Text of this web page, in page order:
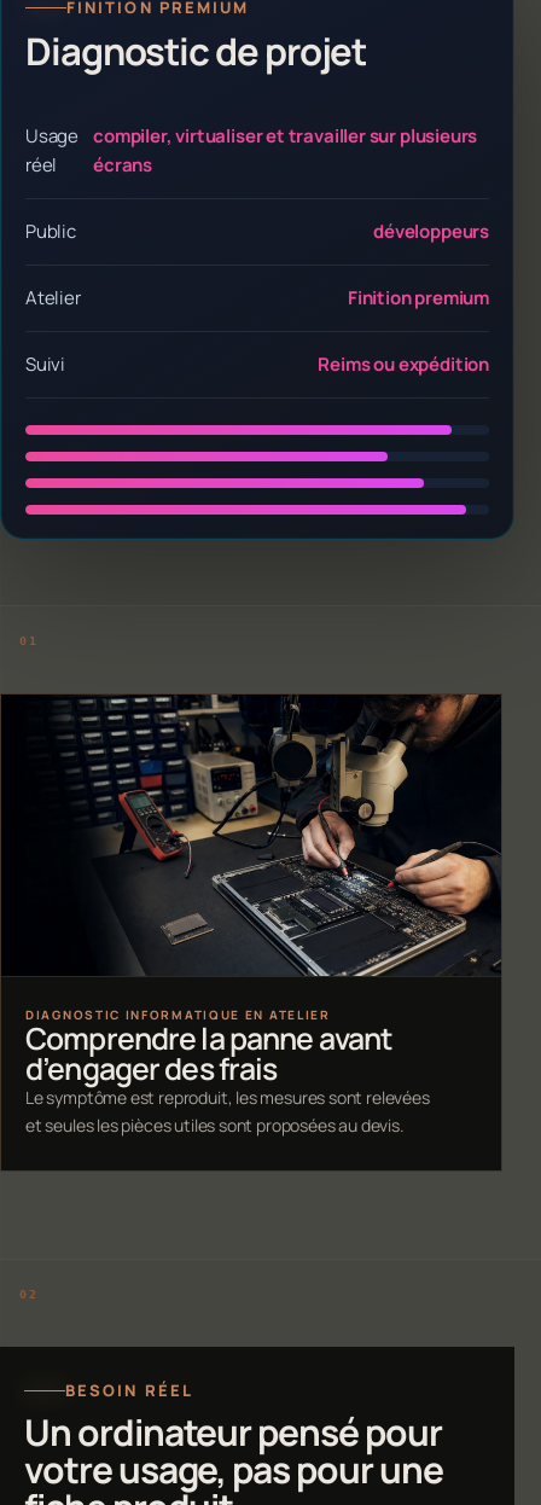
FINITION PREMIUM
Diagnostic de projet
Usage
réel
compiler, virtualiser et travailler sur plusieurs
écrans
Public développeurs
Atelier Finition premium
Suivi Reims ou expédition
DIAGNOSTIC INFORMATIQUE EN ATELIER
Comprendre la panne avant
d’engager des frais
Le symptôme est reproduit, les mesures sont relevées
et seules les pièces utiles sont proposées au devis.
BESOIN RÉEL
Un ordinateur pensé pour
votre usage, pas pour une